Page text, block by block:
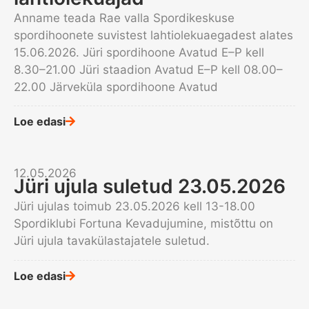
Anname teada Rae valla Spordikeskuse
spordihoonete suvistest lahtiolekuaegadest alates
15.06.2026. Jüri spordihoone Avatud E–P kell
8.30–21.00 Jüri staadion Avatud E–P kell 08.00–
22.00 Järveküla spordihoone Avatud
Loe edasi
12.05.2026
Jüri ujula suletud 23.05.2026
Jüri ujulas toimub 23.05.2026 kell 13-18.00
Spordiklubi Fortuna Kevadujumine, mistõttu on
Jüri ujula tavakülastajatele suletud.
Loe edasi